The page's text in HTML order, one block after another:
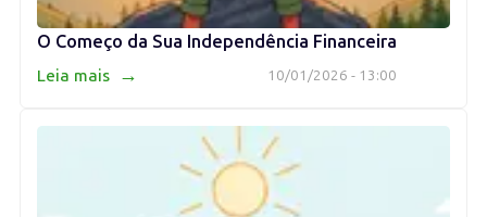
O Começo da Sua Independência Financeira
10/01/2026 - 13:00
Leia mais →